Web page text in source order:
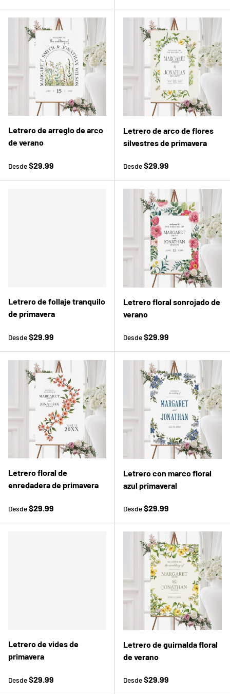
Letrero de arreglo de arco
de verano
Precio normal
Desde$29.99
Letrero de arco de flores
silvestres de primavera
Precio normal
Desde$29.99
Letrero de follaje tranquilo
de primavera
Precio normal
Desde$29.99
Letrero floral sonrojado de
verano
Precio normal
Desde$29.99
Letrero floral de
enredadera de primavera
Precio normal
Desde$29.99
Letrero con marco floral
azul primaveral
Precio normal
Desde$29.99
Letrero de vides de
primavera
Precio normal
Desde$29.99
Letrero de guirnalda floral
de verano
Precio normal
Desde$29.99